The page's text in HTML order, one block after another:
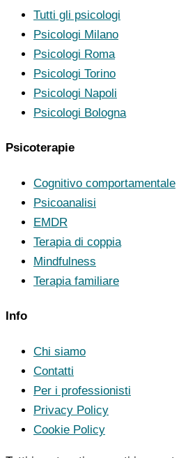
Tutti gli psicologi
Psicologi Milano
Psicologi Roma
Psicologi Torino
Psicologi Napoli
Psicologi Bologna
Psicoterapie
Cognitivo comportamentale
Psicoanalisi
EMDR
Terapia di coppia
Mindfulness
Terapia familiare
Info
Chi siamo
Contatti
Per i professionisti
Privacy Policy
Cookie Policy